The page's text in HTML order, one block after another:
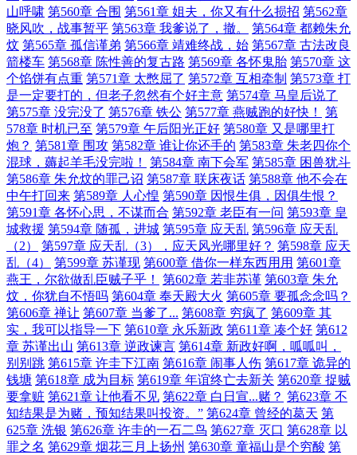
山呼啸 第560章 合围 第561章 姐夫，你又有什么损招 第562章
晓风吹，战事暂平 第563章 我爹说了，撤。
第564章 都赖朱允
炆 第565章 孤信谨弟 第566章 靖难终战，始 第567章 古法改良
箭楼车 第568章 陈性善的复古路 第569章 各怀鬼胎 第570章 这
个馅饼有点重 第571章 太憋屈了 第572章 互相牵制 第573章 打
是一定要打的，但老子忽然有个好主意 第574章 马皇后说了
第575章 没完没了 第576章 铁公 第577章 燕贼跑的好快！
第
578章 时机已至 第579章 午后阳光正好 第580章 又是哪里打
炮？ 第581章 围攻 第582章 谁让你还手的 第583章 朱老四你个
混球，薅起羊毛没完啦！
第584章 南下会军 第585章 困兽犹斗
第586章 朱允炆的罪己诏 第587章 联床夜话 第588章 他不会在
中午打回来 第589章 人心惶 第590章 因恨生俱，因俱生恨？
第591章 各怀心思，不谋而合 第592章 老臣有一问 第593章 皇
城救援 第594章 随孤，进城 第595章 应天乱 第596章 应天乱
（2）
第597章 应天乱（3），应天风光哪里好？ 第598章 应天
乱（4）
第599章 苏谨现 第600章 借你一样东西用用 第601章
燕王，尔欲做乱臣贼子乎！
第602章 若非苏谨 第603章 朱允
炆，你犹自不悟吗 第604章 奉天殿大火 第605章 要孤念念吗？
第606章 禅让 第607章 当爹了... 第608章 穷疯了 第609章 其
实，我可以指导一下 第610章 永乐新政 第611章 凑个好 第612
章 苏谨出山 第613章 逆政谏言 第614章 新政好啊，呱呱叫，
别别跳 第615章 许圭下江南 第616章 闹事人伤 第617章 诡异的
钱塘 第618章 成为目标 第619章 年谊终亡去新关 第620章 捉贼
要拿赃 第621章 让他看不见 第622章 白日宣...赌？ 第623章 不
知结果是为赌，预知结果叫投资。” 第624章 曾经的葛天 第
625章 洗银 第626章 许圭的一石二鸟 第627章 灭口 第628章 以
罪之名 第629章 烟花三月上扬州 第630章 童福山是个穷酸 第